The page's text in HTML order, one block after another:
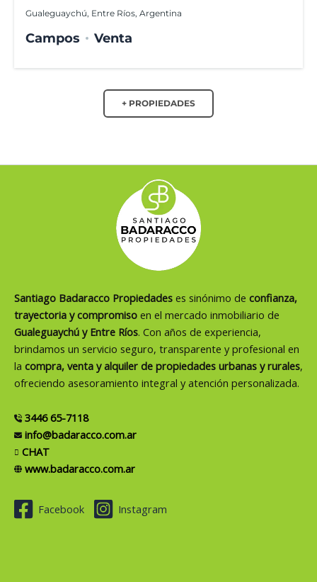
Gualeguaychú, Entre Ríos, Argentina
Campos Venta
+ PROPIEDADES
Santiago Badaracco Propiedades es sinónimo de confianza,
trayectoria y compromiso en el mercado inmobiliario de
Gualeguaychú y Entre Ríos. Con años de experiencia,
brindamos un servicio seguro, transparente y profesional en
la compra, venta y alquiler de propiedades urbanas y rurales,
ofreciendo asesoramiento integral y atención personalizada.
3446 65-7118
info@badaracco.com.ar
CHAT
www.badaracco.com.ar
Facebook Instagram